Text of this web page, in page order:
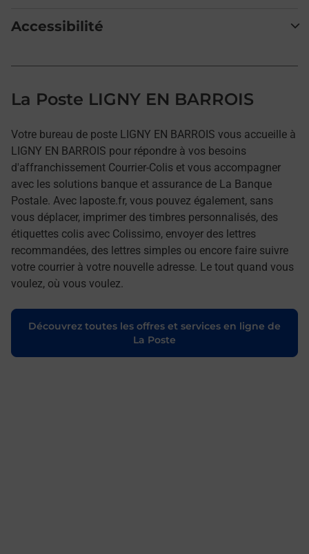
Accessibilité
La Poste LIGNY EN BARROIS
Votre bureau de poste LIGNY EN BARROIS vous accueille à
LIGNY EN BARROIS pour répondre à vos besoins
d'affranchissement Courrier-Colis et vous accompagner
avec les solutions banque et assurance de La Banque
Postale. Avec laposte.fr, vous pouvez également, sans
vous déplacer, imprimer des timbres personnalisés, des
étiquettes colis avec Colissimo, envoyer des lettres
recommandées, des lettres simples ou encore faire suivre
votre courrier à votre nouvelle adresse. Le tout quand vous
voulez, où vous voulez.
Découvrez toutes les offres et services en ligne de
La Poste